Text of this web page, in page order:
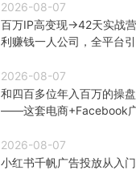
2026-08-07
百万IP高变现→42天实战
利赚钱一人公司，全平台
2026-08-07
和四百多位年入百万的操
——这套电商+Facebook
2026-08-07
小红书千帆广告投放从入门